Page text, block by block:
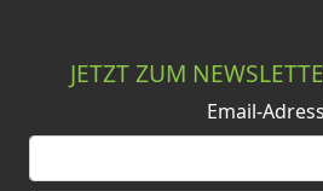
JETZT ZUM
Email-